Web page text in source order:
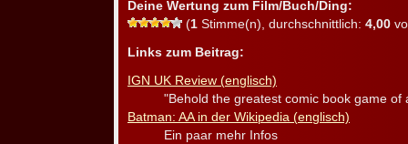
Deine Wertung zum Film/Buch/Ding:
(1 Stimme(n), durchschnittlich: 4,00
Links zum Beitrag:
IGN UK Review (englisch)
"Behold the greatest comic book game of
Batman: AA in der Wikipedia (englisch)
Ein paar mehr Infos